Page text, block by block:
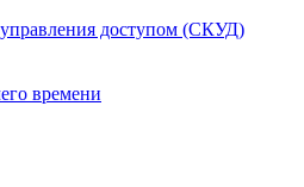
доступом (СКУД)
времени